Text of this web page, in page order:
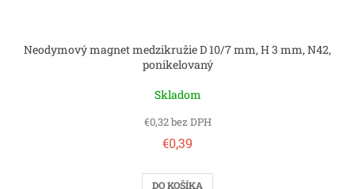
Neodymový magnet medzikružie D 10/7 mm, H 3 mm, N42,
ponikelovaný
Skladom
€0,32 bez DPH
€0,39
DO KOŠÍKA